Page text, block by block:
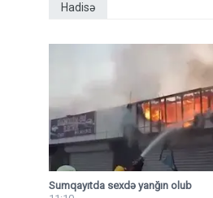
Hadisə
Sumqayıtda sexdə yanğın olub